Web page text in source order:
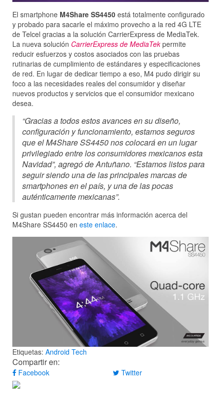
El smartphone M4Share SS4450 está totalmente configurado
y probado para sacarle el máximo provecho a la red 4G LTE
de Telcel gracias a la solución CarrierExpress de MediaTek.
La nueva solución CarrierExpress de MediaTekpermite
reducir esfuerzos y costos asociados con las pruebas
rutinarias de cumplimiento de estándares y especificaciones
de red. En lugar de dedicar tiempo a eso, M4 pudo dirigir su
foco a las necesidades reales del consumidor y diseñar
nuevos productos y servicios que el consumidor mexicano
desea.
“Gracias a todos estos avances en su diseño,
configuración y funcionamiento, estamos seguros
que el M4Share SS4450 nos colocará en un lugar
privilegiado entre los consumidores mexicanos esta
Navidad”, agregó de Antuñano. “Estamos listos para
seguir siendo una de las principales marcas de
smartphones en el país, y una de las pocas
auténticamente mexicanas”.
Si gustan pueden encontrar más información acerca del
M4Share SS4450 en este enlace.
Etiquetas: Android Tech
Compartir en:
Facebook Twitter